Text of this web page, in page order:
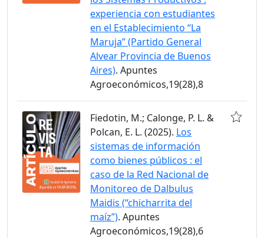
experiencia con estudiantes
en el Establecimiento “La
Maruja” (Partido General
Alvear Provincia de Buenos
Aires). Apuntes
Agroeconómicos,19(28),8
Fiedotin, M.; Calonge, P. L. &
Polcan, E. L. (2025). Los
sistemas de información
como bienes públicos : el
caso de la Red Nacional de
Monitoreo de Dalbulus
Maidis (“chicharrita del
maíz”). Apuntes
Agroeconómicos,19(28),6